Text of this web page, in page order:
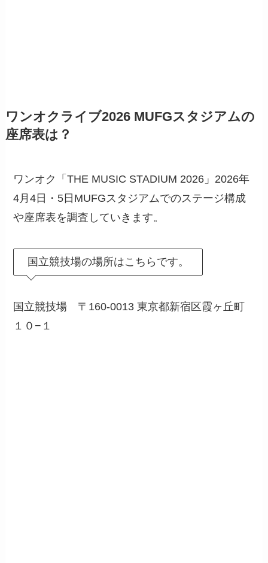
ワンオクライブ2026 MUFGスタジアムの
座席表は？
ワンオク「THE MUSIC STADIUM 2026​」2026年
4月4日・5日MUFGスタジアムでのステージ構成
や座席表を調査していきます。
国立競技場の場所はこちらです。
国立競技場 〒160-0013 東京都新宿区霞ヶ丘町
１０−１